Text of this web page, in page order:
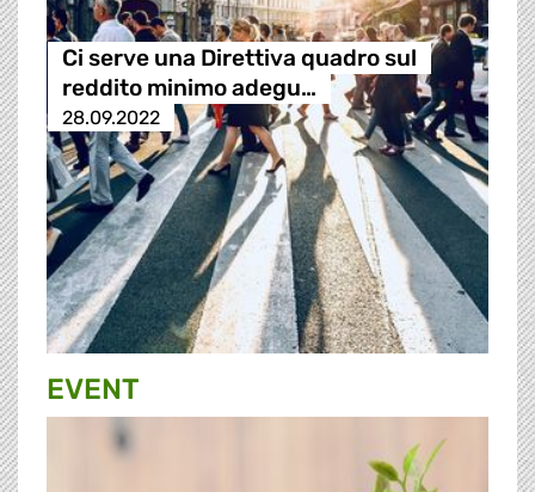
Ci serve una Direttiva quadro sul
reddito minimo adegu…
28.09.2022
EVENT